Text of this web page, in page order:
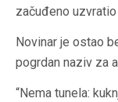
začuđeno uzvratio
Novinar je ostao
pogrdan naziv za
“Nema tunela: